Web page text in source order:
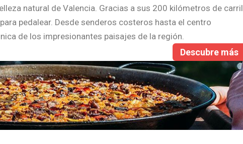
natural de Valencia. Gracias a sus 200 kilómetros de carril
pedalear. Desde senderos costeros hasta el centro
de los impresionantes paisajes de la región.
Descubre más